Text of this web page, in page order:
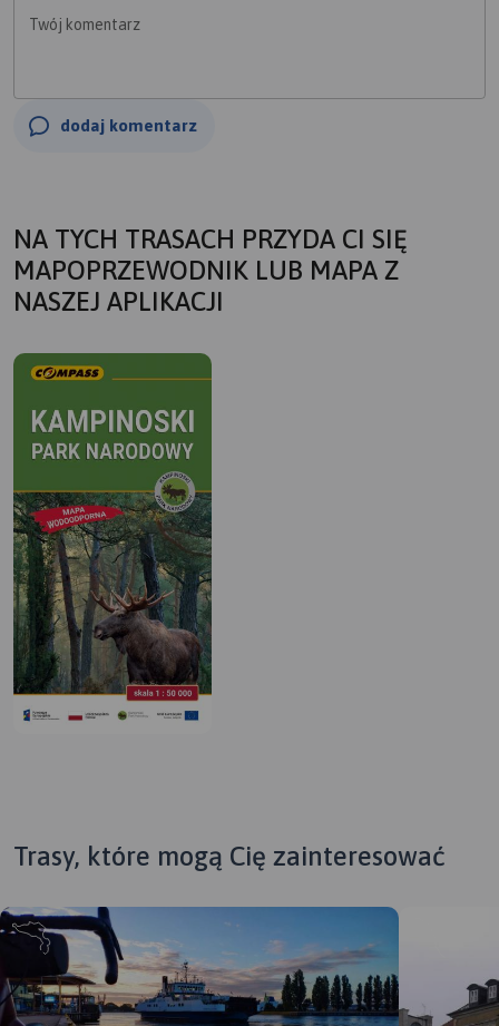
Twój komentarz
dodaj komentarz
NA TYCH TRASACH PRZYDA CI SIĘ
MAPOPRZEWODNIK LUB MAPA Z
NASZEJ APLIKACJI
Trasy, które mogą Cię zainteresować